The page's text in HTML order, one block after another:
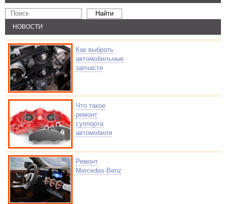
НОВОСТИ
Как выбрать
автомобильные
запчасти
Что такое
ремонт
суппорта
автомобиля
Ремонт
Mercedes-Benz